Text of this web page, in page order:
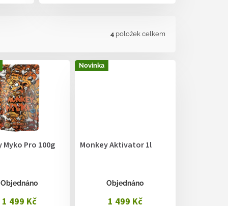
4 položek celkem
Myko Pro 100g
Objednáno
1 499 Kč
Novinka
Monkey Aktivator 1l
Objednáno
1 499 Kč